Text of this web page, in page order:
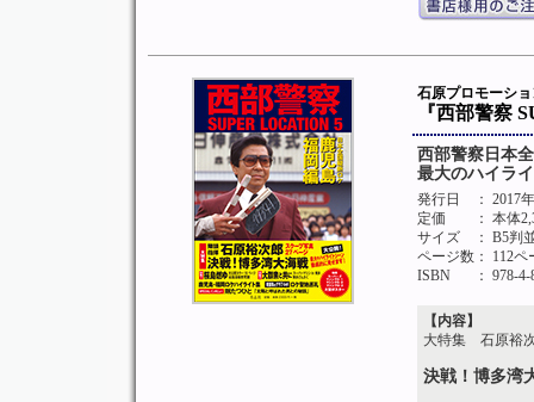
石原プロモーシ
『西部警察
西部警察日本
最大のハイラ
発行日
： 2017
定価
： 本体
サイズ
： B5判
ページ数： 112ペ
ISBN
： 978-
【内容】
大特集 石原裕
決戦！博多湾